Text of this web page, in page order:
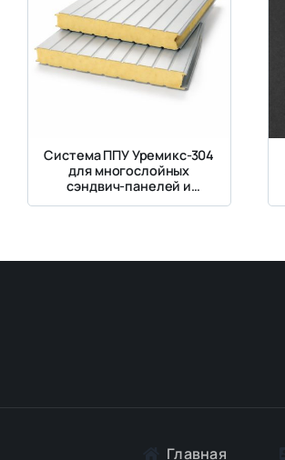
Система ППУ Уремикс-304
для многослойных
сэндвич-панелей и
теплоизоляции до +150°C
Главная